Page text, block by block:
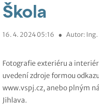
Škola
16. 4. 2024 05:16 ● Autor: Ing.
Fotografie exteriéru a
uvedení zdroje formou
www.vspj.cz, anebo plným
Jihlava.